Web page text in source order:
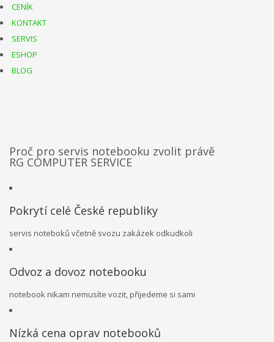
CENÍK
KONTAKT
SERVIS
ESHOP
BLOG
Proč pro servis notebooku zvolit právě
RG COMPUTER SERVICE
Pokrytí celé České republiky
servis noteboků včetně svozu zakázek odkudkoli
Odvoz a dovoz notebooku
notebook nikam nemusíte vozit, přijedeme si sami
Nízká cena oprav notebooků